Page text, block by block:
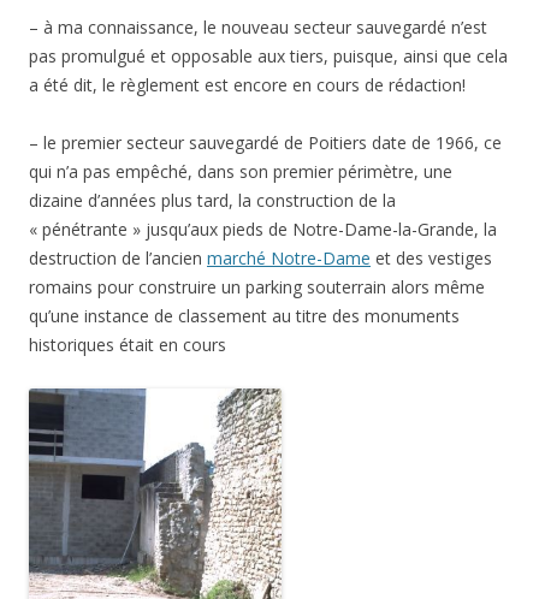
– à ma connaissance, le nouveau secteur sauvegardé n’est
pas promulgué et opposable aux tiers, puisque, ainsi que cela
a été dit, le règlement est encore en cours de rédaction!
– le premier secteur sauvegardé de Poitiers date de 1966, ce
qui n’a pas empêché, dans son premier périmètre, une
dizaine d’années plus tard, la construction de la
« pénétrante » jusqu’aux pieds de Notre-Dame-la-Grande, la
destruction de l’ancien marché Notre-Dame et des vestiges
romains pour construire un parking souterrain alors même
qu’une instance de classement au titre des monuments
historiques était en cours